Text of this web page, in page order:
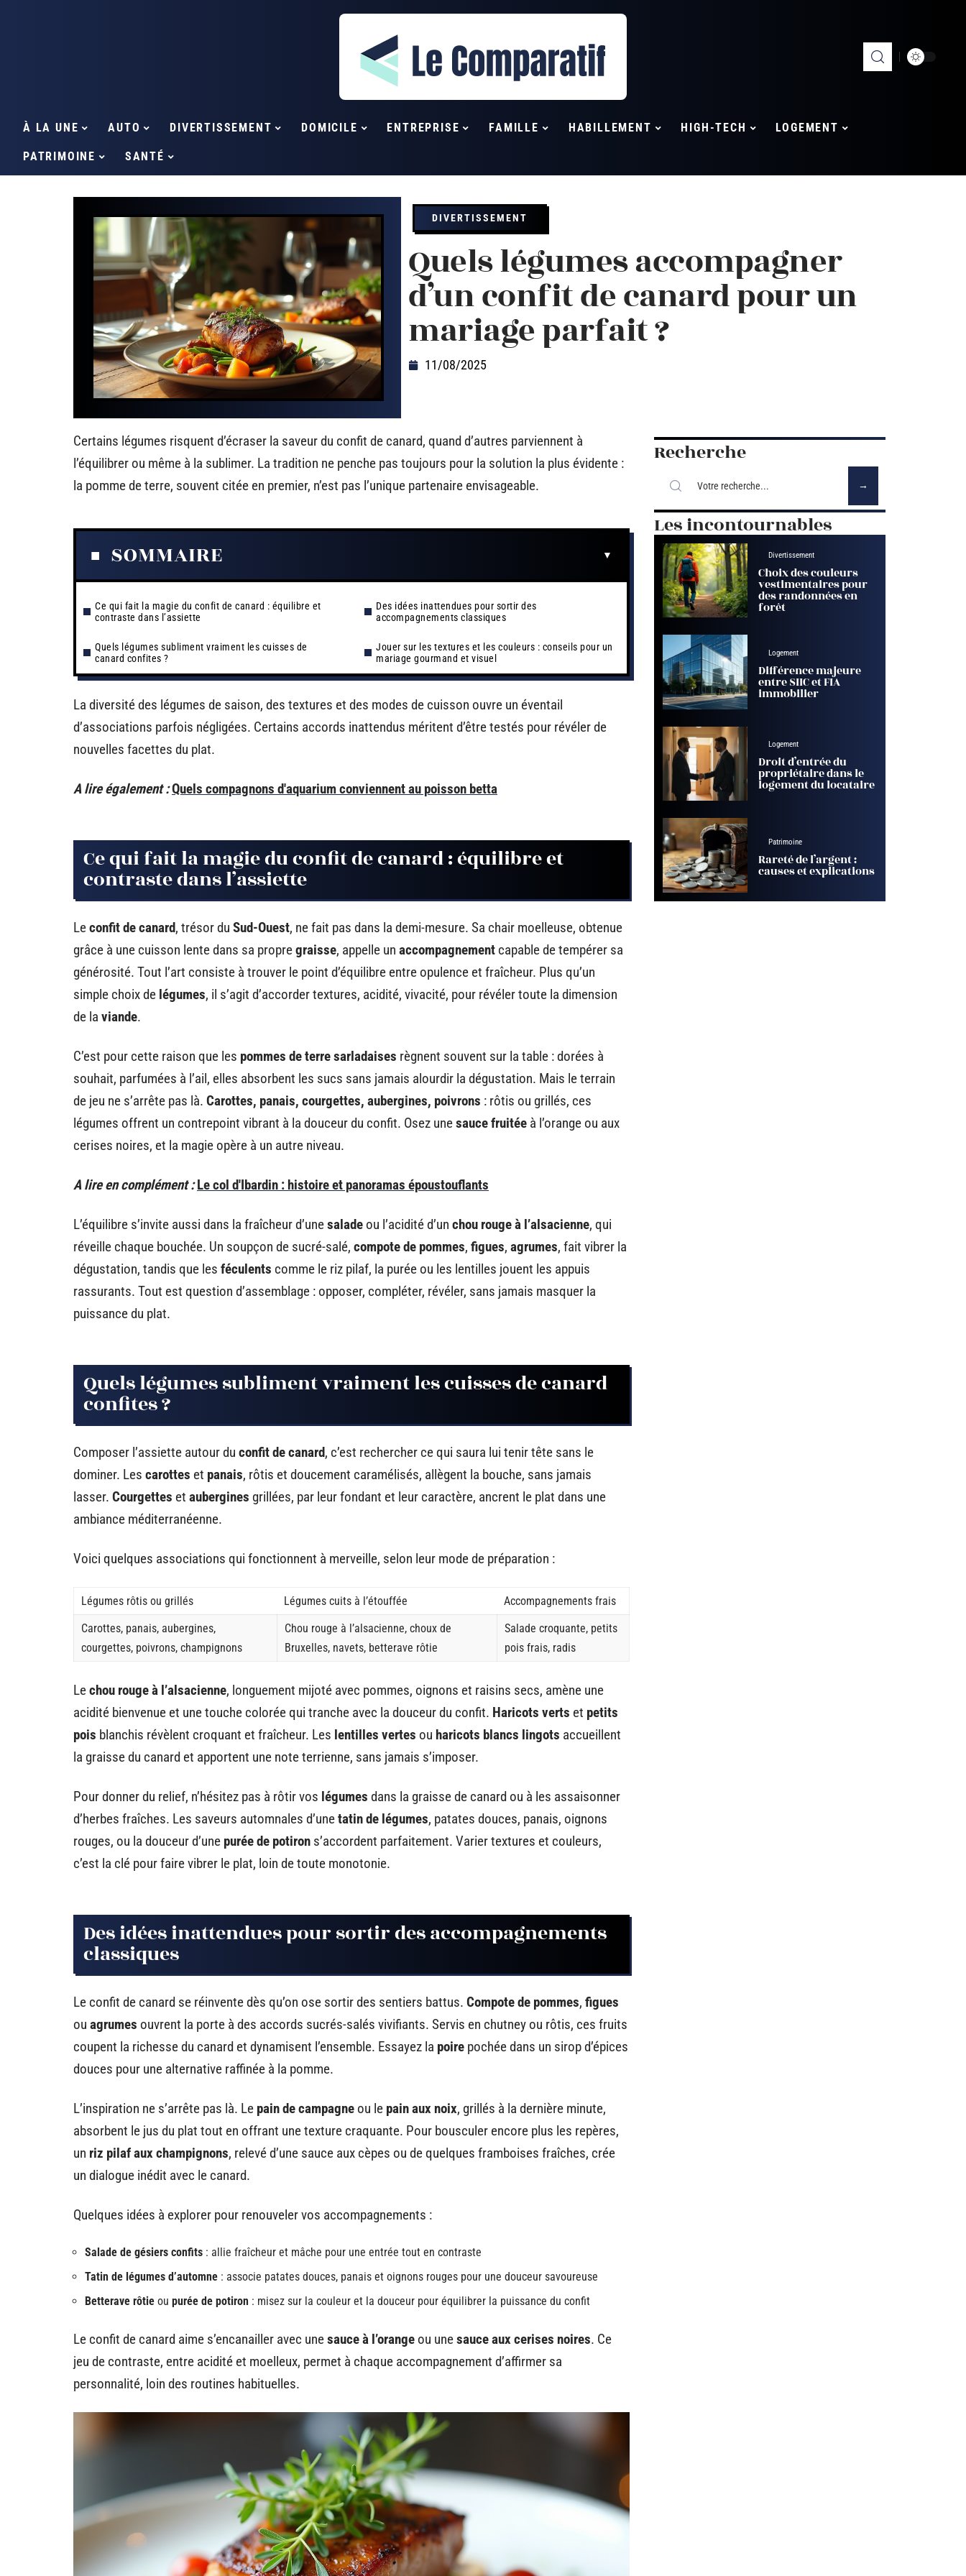
À LA UNE AUTO DIVERTISSEMENT DOMICILE ENTREPRISE FAMILLE HABILLEMENT HIGH-TECH LOGEMENT
PATRIMOINE SANTÉ
DIVERTISSEMENT
Quels légumes accompagner
d’un confit de canard pour un
mariage parfait ?
11/08/2025
Certains légumes risquent d’écraser la saveur du confit de canard, quand d’autres parviennent à
l’équilibrer ou même à la sublimer. La tradition ne penche pas toujours pour la solution la plus évidente :
la pomme de terre, souvent citée en premier, n’est pas l’unique partenaire envisageable.
SOMMAIRE
Ce qui fait la magie du confit de canard : équilibre et
contraste dans l’assiette
Quels légumes subliment vraiment les cuisses de
canard confites ?
Des idées inattendues pour sortir des
accompagnements classiques
Jouer sur les textures et les couleurs : conseils pour un
mariage gourmand et visuel
La diversité des légumes de saison, des textures et des modes de cuisson ouvre un éventail
d’associations parfois négligées. Certains accords inattendus méritent d’être testés pour révéler de
nouvelles facettes du plat.
A lire également :Quels compagnons d'aquarium conviennent au poisson betta
Ce qui fait la magie du confit de canard : équilibre et
contraste dans l’assiette
Leconfit de canard, trésor du Sud-Ouest, ne fait pas dans la demi-mesure. Sa chair moelleuse, obtenue
grâce à une cuisson lente dans sa propregraisse, appelle un accompagnement capable de tempérer sa
générosité. Tout l’art consiste à trouver le point d’équilibre entre opulence et fraîcheur. Plus qu’un
simple choix de légumes, il s’agit d’accorder textures, acidité, vivacité, pour révéler toute la dimension
de la viande.
C’est pour cette raison que les pommes de terre sarladaises règnent souvent sur la table : dorées à
souhait, parfumées à l’ail, elles absorbent les sucs sans jamais alourdir la dégustation. Mais le terrain
de jeu ne s’arrête pas là. Carottes, panais, courgettes, aubergines, poivrons : rôtis ou grillés, ces
légumes offrent un contrepoint vibrant à la douceur du confit. Osez unesauce fruitée à l’orange ou aux
cerises noires, et la magie opère à un autre niveau.
A lire en complément : Le col d'Ibardin : histoire et panoramas époustouflants
L’équilibre s’invite aussi dans la fraîcheur d’unesalade ou l’acidité d’un chou rouge à l’alsacienne, qui
réveille chaque bouchée. Un soupçon de sucré-salé, compote de pommes, figues, agrumes, fait vibrer la
dégustation, tandis que les féculents comme le riz pilaf, la purée ou les lentilles jouent les appuis
rassurants. Tout est question d’assemblage : opposer, compléter, révéler, sans jamais masquer la
puissance du plat.
Quels légumes subliment vraiment les cuisses de canard
confites ?
Composer l’assiette autour du confit de canard, c’est rechercher ce qui saura lui tenir tête sans le
dominer. Les carottes et panais, rôtis et doucement caramélisés, allègent la bouche, sans jamais
lasser. Courgettes et aubergines grillées, par leur fondant et leur caractère, ancrent le plat dans une
ambiance méditerranéenne.
Voici quelques associations qui fonctionnent à merveille, selon leur mode de préparation :
Légumes rôtis ou grillés Légumes cuits à l’étouffée
Accompagnements frais
Carottes, panais, aubergines,
courgettes, poivrons, champignons
Chou rouge à l’alsacienne, choux de
Bruxelles, navets, betterave rôtie
Salade croquante, petits
pois frais, radis
Lechou rouge à l’alsacienne, longuement mijoté avec pommes, oignons et raisins secs, amène une
acidité bienvenue et une touche colorée qui tranche avec la douceur du confit. Haricots verts et petits
pois blanchis révèlent croquant et fraîcheur. Les lentilles vertes ou haricots blancs lingots accueillent
la graisse du canard et apportent une note terrienne, sans jamais s’imposer.
Pour donner du relief, n’hésitez pas à rôtir vos légumes dans la graisse de canard ou à les assaisonner
d’herbes fraîches. Les saveurs automnales d’unetatin de légumes, patates douces, panais, oignons
rouges, ou la douceur d’une purée de potiron s’accordent parfaitement. Varier textures et couleurs,
c’est la clé pour faire vibrer le plat, loin de toute monotonie.
Des idées inattendues pour sortir des accompagnements
classiques
Le confit de canard se réinvente dès qu’on ose sortir des sentiers battus. Compote de pommes, figues
ou agrumes ouvrent la porte à des accords sucrés-salés vivifiants. Servis en chutney ou rôtis, ces fruits
coupent la richesse du canard et dynamisent l’ensemble. Essayez la poire pochée dans un sirop d’épices
douces pour une alternative raffinée à la pomme.
L’inspiration ne s’arrête pas là. Le pain de campagne ou le pain aux noix, grillés à la dernière minute,
absorbent le jus du plat tout en offrant une texture craquante. Pour bousculer encore plus les repères,
un riz pilaf aux champignons, relevé d’une sauce aux cèpes ou de quelques framboises fraîches, crée
un dialogue inédit avec le canard.
Quelques idées à explorer pour renouveler vos accompagnements :
Salade de gésiers confits : allie fraîcheur et mâche pour une entrée tout en contraste
Tatin de légumes d’automne : associe patates douces, panais et oignons rouges pour une douceur savoureuse
Betterave rôtie ou purée de potiron : misez sur la couleur et la douceur pour équilibrer la puissance du confit
Le confit de canard aime s’encanailler avec unesauce à l’orange ou unesauce aux cerises noires. Ce
jeu de contraste, entre acidité et moelleux, permet à chaque accompagnement d’affirmer sa
personnalité, loin des routines habituelles.
Recherche
Les incontournables
Divertissement
Choix des couleurs
vestimentaires pour
des randonnées en
forêt
Logement
Différence majeure
entre SIIC et FIA
immobilier
Logement
Droit d’entrée du
propriétaire dans le
logement du locataire
Patrimoine
Rareté de l’argent :
causes et explications